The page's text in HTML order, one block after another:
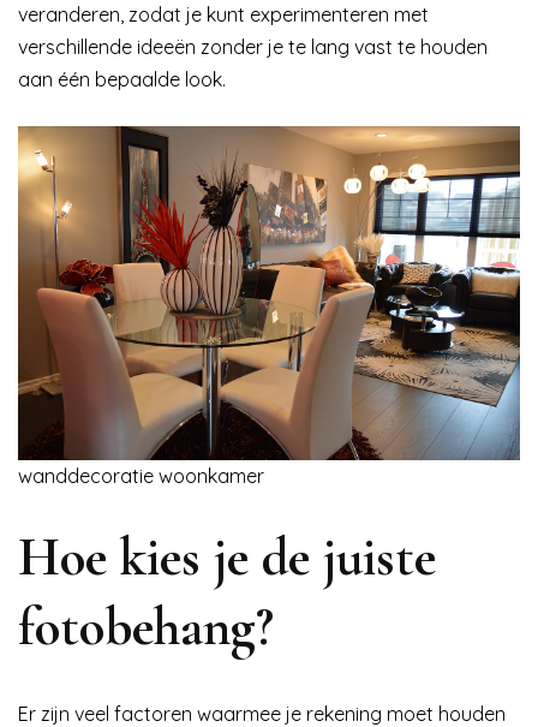
veranderen, zodat je kunt experimenteren met
verschillende ideeën zonder je te lang vast te houden
aan één bepaalde look.
wanddecoratie woonkamer
Hoe kies je de juiste
fotobehang?
Er zijn veel factoren waarmee je rekening moet houden